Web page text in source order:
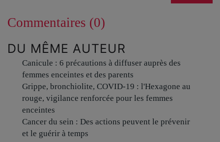
Commentaires (0)
DU MÊME AUTEUR
Canicule : 6 précautions à diffuser auprès des
femmes enceintes et des parents
Grippe, bronchiolite, COVID-19 : l'Hexagone au
rouge, vigilance renforcée pour les femmes
enceintes
Cancer du sein : Des actions peuvent le prévenir
et le guérir à temps